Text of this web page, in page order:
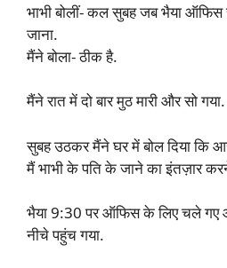
भाभी बोलीं- कल सुबह जब भैया
जाना.
मैंने बोला- ठीक है.
मैंने रात में दो बार मुठ मारी और सो गया.
सुबह उठकर मैंने घर में बोल दिया कि
मैं भाभी के पति के जाने का इंतज़ार
भैया 9:30 पर ऑफिस के लिए चले गए
नीचे पहुंच गया.